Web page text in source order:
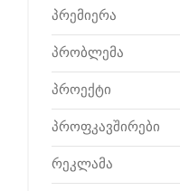
პრემიერა
პრობლემა
პროექტი
პროფკავშირები
რეკლამა